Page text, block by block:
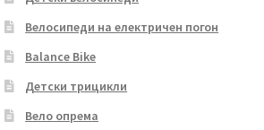
Велосипеди на електричен погон
Balance Bike
Детски трицикли
Вело опрема